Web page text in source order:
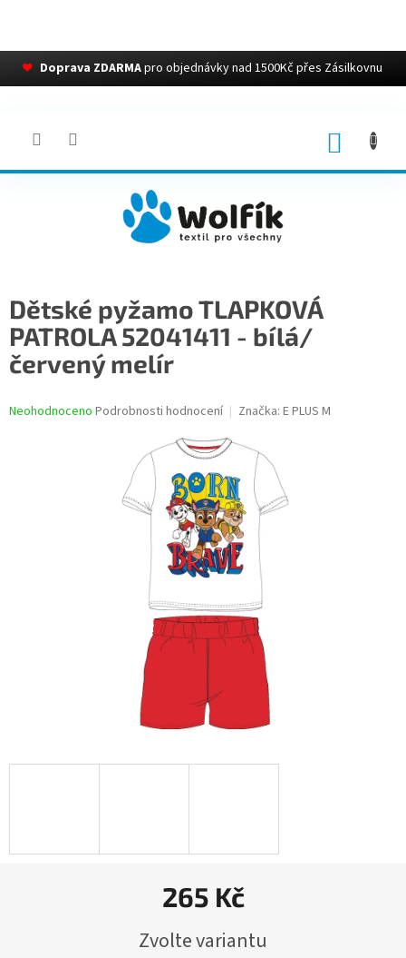
❤ Doprava ZDARMApro objednávky nad 1500Kč přes Zásilkovnu
Dětské pyžamo TLAPKOVÁ
PATROLA 52041411 - bílá/
červený melír
Průměrné
Neohodnoceno Podrobnosti hodnocení Značka: E PLUS M
265 Kč
cena:
Zvolte variantu